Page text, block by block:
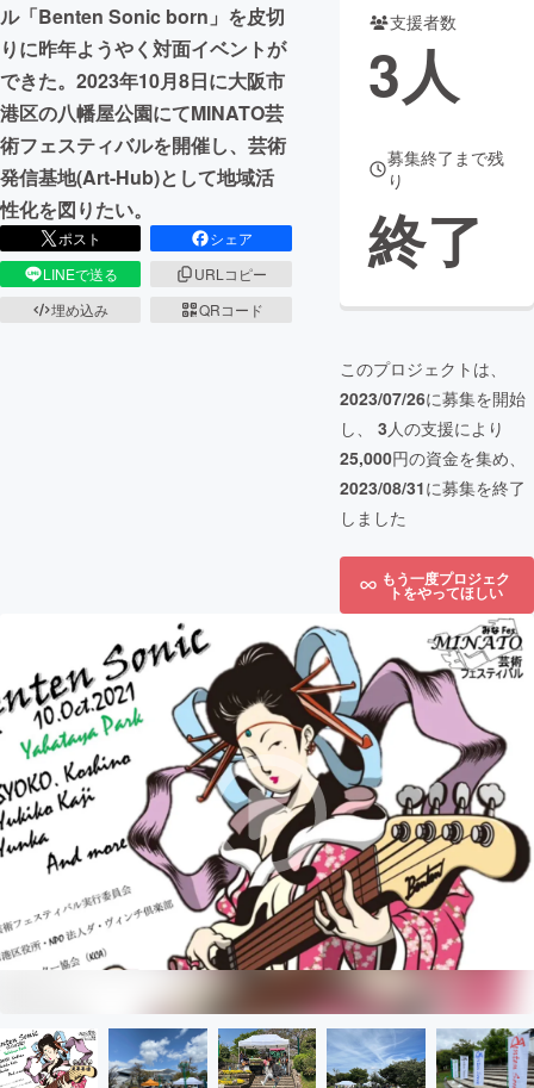
CAMPFIRE for Social Good
CAMPFIRE Creation
CAMPFIREふるさと納税machi-ya コミュニティ
ル「Benten Sonic born」を皮切
りに昨年ようやく対面イベントが
できた。2023年10月8日に大阪市
港区の八幡屋公園にてMINATO芸
術フェスティバルを開催し、芸術
発信基地(Art-Hub)として地域活
性化を図りたい。
ポスト
シェア
LINEで送る
URLコピー
埋め込み
QRコード
支援者数
3人
募集終了まで残
り
終了
このプロジェクトは、
2023/07/26に募集を開始
し、 3人の支援により
25,000円の資金を集め、
2023/08/31に募集を終了
しました
もう一度プロジェク
トをやってほしい